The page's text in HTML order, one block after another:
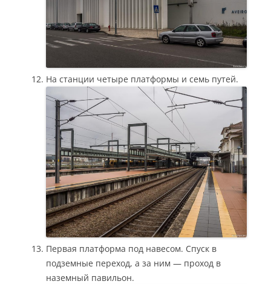
На станции четыре платформы и семь путей.
Первая платформа под навесом. Спуск в
подземные переход, а за ним — проход в
наземный павильон.